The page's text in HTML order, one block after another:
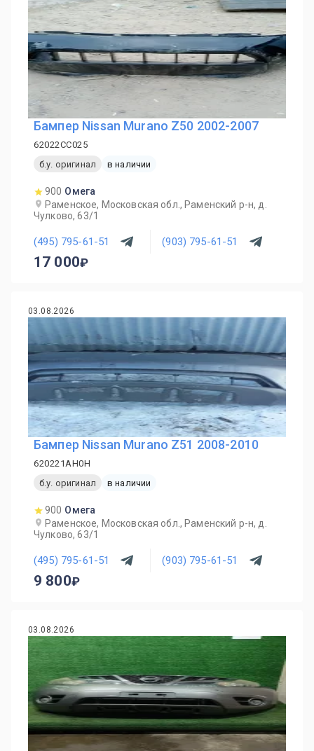
Бампер Nissan Murano Z50 2002-2007
62022CC025
б.у. оригинал
в наличии
900 Омега
Раменское, Московская обл., Раменский р-н, д.
Чулково, 63/1
(495) 795-61-51 (903) 795-61-51
17 000
03.08.2026
Бампер Nissan Murano Z51 2008-2010
620221AH0H
б.у. оригинал
в наличии
900 Омега
Раменское, Московская обл., Раменский р-н, д.
Чулково, 63/1
(495) 795-61-51 (903) 795-61-51
9 800
03.08.2026